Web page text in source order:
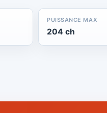
PUISSANCE MAX
204 ch